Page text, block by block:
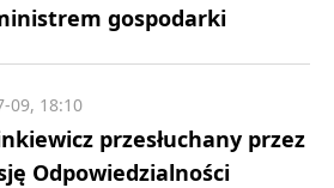
gospodarki
przesłuchany przez
Odpowiedzialności
09, 18:10